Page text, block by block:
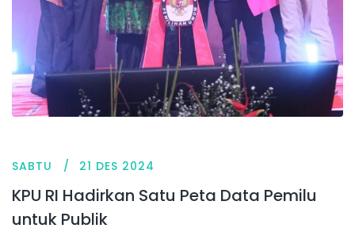
SABTU 21 DES 2024
KPU RI Hadirkan Satu Peta Data Pemilu
untuk Publik